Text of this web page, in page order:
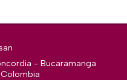
- Bucaramanga